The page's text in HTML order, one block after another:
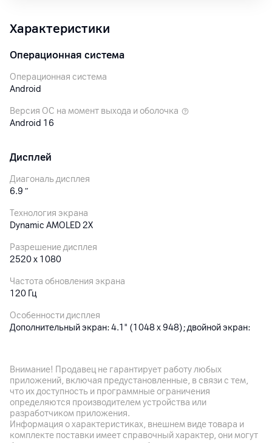
Характеристики
Операционная система
Операционная система
Android
Версия ОС на момент выхода и оболочка
Android 16
Дисплей
Диагональ дисплея
6.9 ″
Технология экрана
Dynamic AMOLED 2X
Разрешение дисплея
2520 x 1080
Частота обновления экрана
120 Гц
Особенности дисплея
Дополнительный экран: 4.1" (1048 x 948); двойной экран:
Основная камера
Разрешение камеры
50Мп
Разрешение видео
Внимание! Продавец не гарантирует работу любых
приложений, включая предустановленные, в связи с тем,
что их доступность и программные ограничения
определяются производителем устройства или
разработчиком приложения.
Информация о характеристиках, внешнем виде товара и
комплекте поставки имеет справочный характер, они могут